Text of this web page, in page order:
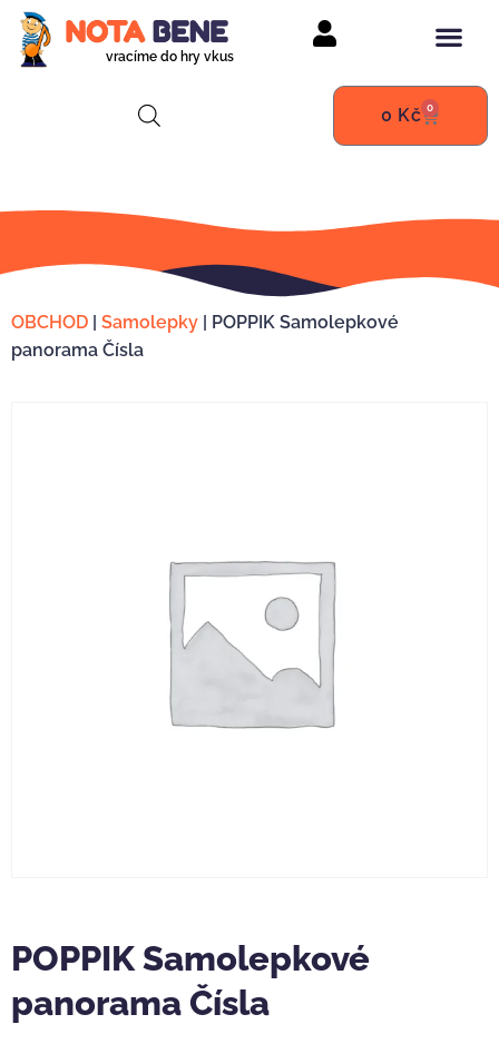
vracíme do hry vkus
0 Kč 0
OBCHOD | Samolepky | POPPIK Samolepkové
panorama Čísla
POPPIK Samolepkové
panorama Čísla